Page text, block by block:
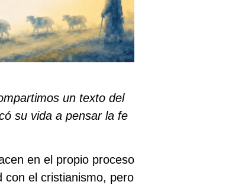
un texto del
su vida a pensar la fe
en el propio proceso
con el cristianismo, pero